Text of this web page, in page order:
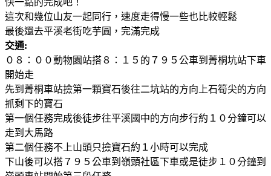
這次和幾位山友一起同行，速度走得慢一些也比較輕鬆
最後還去平溪老街吃芋圓，完滿完成
交通:
０８：００動物園站搭８：１５的７９５公車到菁桐坑站下車
開始走
先到菁桐車站撿第一顆寶石後往二坑站的方向上石筍尖的方向
抓剩下的寶石
第一個任務完成後徒步往平溪國中的方向步行約１０分鐘可以
走到大馬路
第二個任務不上山頭只撿寶石約１小時可以完成
下山後可以搭７９５公車到嶺頭社區下車或是徒步１０分鐘到